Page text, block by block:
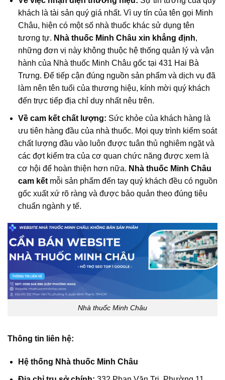
khách là tài sản quý giá nhất. Vì uy tín của tên gọi Minh
Châu, hiện có một số nhà thuốc khác sử dụng tên
tương tự. Nhà thuốc Minh Châu xin khẳng định,
những đơn vị này không thuộc hệ thống quản lý và vận
hành của Nhà thuốc Minh Châu gốc tại 431 Hai Bà
Trưng. Để tiếp cận đúng nguồn sản phẩm và dịch vụ đã
làm nên tên tuổi của thương hiệu, kính mời quý khách
đến trực tiếp địa chỉ duy nhất nêu trên.
Về cam kết chất lượng: Sức khỏe của khách hàng là
ưu tiên hàng đầu của nhà thuốc. Mọi quy trình kiểm soát
chất lượng đầu vào luôn được tuân thủ nghiêm ngặt và
các đợt kiểm tra của cơ quan chức năng được xem là
cơ hội để hoàn thiện hơn nữa. Nhà thuốc Minh Châu
cam kếtmỗi sản phẩm đến tay quý khách đều có nguồn
gốc xuất xứ rõ ràng và được bảo quản theo đúng tiêu
chuẩn ngành y tế.
Nhà thuốc Minh Châu
Thông tin liên hệ:
Hệ thống Nhà thuốc Minh Châu